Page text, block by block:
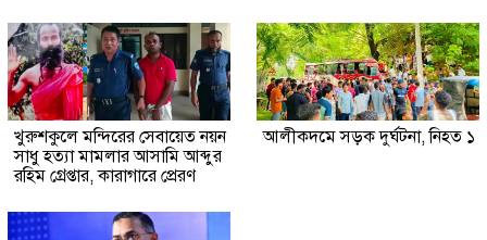
খুরুশকুলে মন্দিরের সেবায়েত নয়ন
সাধু হত্যা মামলার আসামি আব্দুর
রহিম গ্রেপ্তার, কারাগারে প্রেরণ
আলীকদমে সড়ক দুর্ঘটনা, নিহত ১